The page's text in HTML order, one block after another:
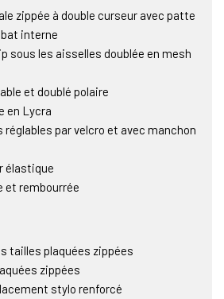
zippée à double curseur avec patte
interne
sous les aisselles doublée en mesh
et doublé polaire
en Lycra
par velcro et avec manchon
élastique
et rembourrée
tailles plaquées zippées
zippées
stylo renforcé